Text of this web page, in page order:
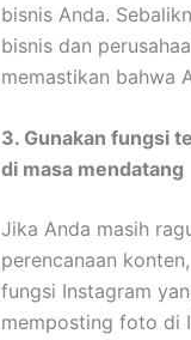
bisnis Anda.
bisnis dan
memastikan bahwa
3. Gunakan fungsi
di masa mendatang
Jika Anda masih
perencanaan
fungsi Instagram
memposting foto di